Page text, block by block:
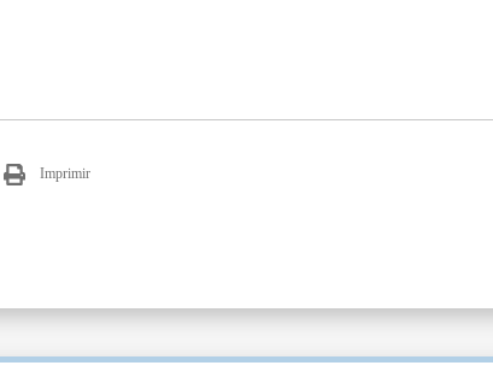
Imprimir